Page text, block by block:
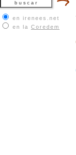
en irenees.net
en la Coredem